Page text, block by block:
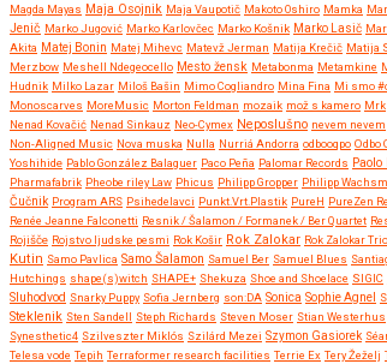
Magda Mayas Maja Osojnik Maja Vaupotič Makoto Oshiro Mamka
Jenič Marko Jugović Marko Karlovčec Marko Košnik Marko Lasič
Akita Matej Bonin Matej Mihevc Matevž Jerman Matija Krečič Matija
Merzbow Meshell Ndegeocello Mesto žensk Metabonma Metamkine
Hudnik Milko Lazar Miloš Bašin Mimo Cogliandro Mina Fina Mi smo
Monoscarves MoreMusic Morton Feldman mozaik mož s kamero Mrk
Nenad Kovačić Nenad Sinkauz Neo-Cymex Neposlušno nevem nevem
Non-Aligned Music Nova muska Nulla Nurriá Andorra odbooqpo Odbo
Yoshihide Pablo González Balaguer Paco Peña Palomar Records
Pharmafabrik Pheobe riley Law Phicus Philipp Gropper Philipp
Čučnik Program ARS Psihedelavci Punkt.Vrt.Plastik PureH PureZen
Renée Jeanne Falconetti Resnik / Šalamon / Formanek / Ber Quartet
Rojišče Rojstvo ljudske pesmi Rok Košir Rok Zalokar Rok Zalokar Trio
Kutin Samo Pavlica Samo Šalamon Samuel Ber Samuel Blues
Hutchings shape(s)witch SHAPE+ Shekuza Shoe and Shoelace SIGIC
Sluhodvod Snarky Puppy Sofia Jernberg son:DA Sonica Sophie Agnel
Steklenik Sten Sandell Steph Richards Steven Moser Stian Westerhus
Synesthetic4 Szilveszter Miklós Szilárd Mezei Szymon Gasiorek
Telesa vode Tepih Terraformer research facilities Terrie Ex Tery Žeželj